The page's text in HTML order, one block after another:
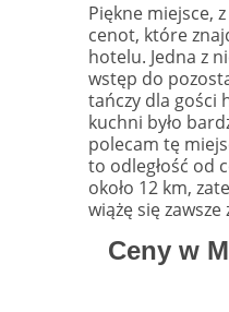
Piękne miejsce,
cenot, które
hotelu. Jedna z
wstęp do
tańczy dla gości
kuchni było
polecam tę
to odległość od
około 12 km,
wiążę się
Ceny w